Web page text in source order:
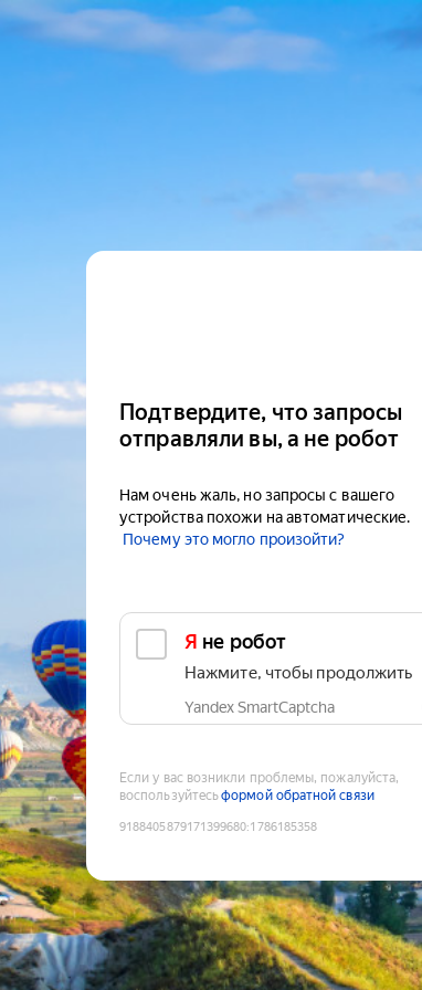
Подтвердите, что запросы
отправляли вы, а не робот
Нам очень жаль, но запросы с вашего
устройства похожи на автоматические.
Почему это могло произойти?
Я не робот
Нажмите, чтобы продолжить
Yandex SmartCaptcha
Если у вас возникли проблемы, пожалуйста,
воспользуйтесьформой обратной связи
9188405879171399680:1786185358